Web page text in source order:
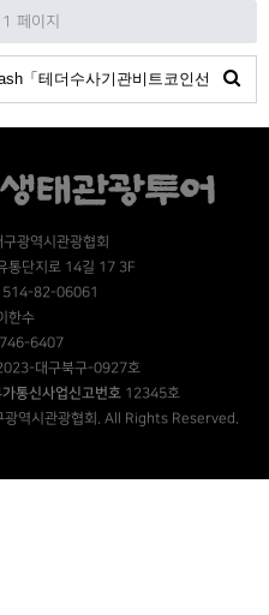
1 페이지
광역시관광협회
통단지로 14길 17 3F
82-06061
한수
6407
대구북구-0927호
가통신사업신고번호 12345호
역시관광협회. All Rights Reserved.